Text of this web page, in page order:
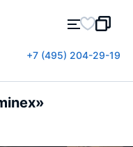
+7 (495) 204-29-19